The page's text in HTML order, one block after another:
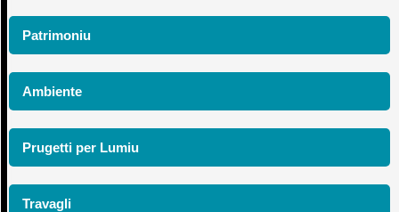
Patrimoniu
Ambiente
Prugetti per Lumiu
Travagli